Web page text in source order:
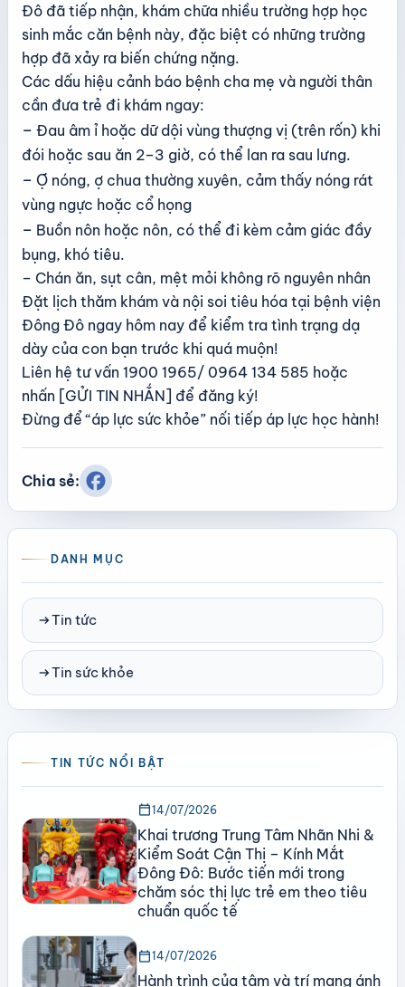
Đô đã tiếp nhận, khám chữa nhiều trường hợp học
sinh mắc căn bệnh này, đặc biệt có những trường
hợp đã xảy ra biến chứng nặng.
Các dấu hiệu cảnh báo bệnh cha mẹ và người thân
cần đưa trẻ đi khám ngay:
– Đau âm ỉ hoặc dữ dội vùng thượng vị (trên rốn) khi
đói hoặc sau ăn 2–3 giờ, có thể lan ra sau lưng.
– Ợ nóng, ợ chua thường xuyên, cảm thấy nóng rát
vùng ngực hoặc cổ họng
– Buồn nôn hoặc nôn, có thể đi kèm cảm giác đầy
bụng, khó tiêu.
– Chán ăn, sụt cân, mệt mỏi không rõ nguyên nhân
Đặt lịch thăm khám và nội soi tiêu hóa tại bệnh viện
Đông Đô ngay hôm nay để kiểm tra tình trạng dạ
dày của con bạn trước khi quá muộn!
Liên hệ tư vấn 1900 1965/ 0964 134 585 hoặc
nhấn [GỬI TIN NHẮN] để đăng ký!
Đừng để “áp lực sức khỏe” nối tiếp áp lực học hành!
Chia sẻ:
DANH MỤC
arrow_right_altTin tức
arrow_right_altTin sức khỏe
TIN TỨC NỔI BẬT
calendar_today14/07/2026
Khai trương Trung Tâm Nhãn Nhi &
Kiểm Soát Cận Thị – Kính Mắt
Đông Đô: Bước tiến mới trong
chăm sóc thị lực trẻ em theo tiêu
chuẩn quốc tế
calendar_today14/07/2026
Hành trình của tâm và trí mang ánh